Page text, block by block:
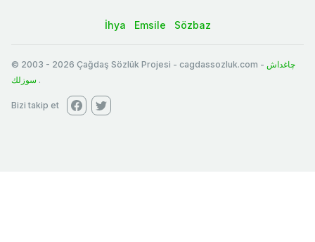
İhya Emsile Sözbaz
© 2003 - 2026 Çağdaş Sözlük Projesi - cagdassozluk.com - چاغداش
سوزلك .
Bizi takip et